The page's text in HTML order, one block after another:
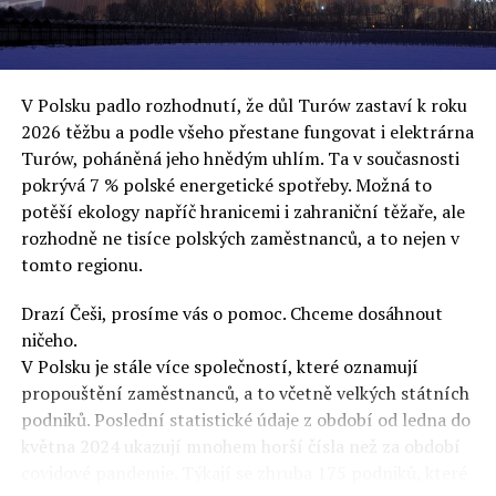
uvěří a nebudou se ptát na podrobnosti,“ řekl Rafał
Ziemkiewicz, redaktor týdeníku Do Rzeczy a ironicky
dodal: „Když se nynějšímu vedení státního hřebčince
podařilo prodat na aukci 10 plemenných koní za 600
000 euro, bylo to provládními médii oslavované jako
velký úspěch. Za vlády PiS se 14 koní prodalo za 2,5
milionu euro, což bylo stejnou mediální partou
komentováno jako konec polského chovu koní. Ve vidění
kontrolorů činnosti PiS ale určitě šlo při prodeji koní o
praní peněz či jinou nelegální činnost.“
Tuskova čísla jsou ale ujetá i jinde, pokračoval
Ziemkiewicz. „Ve vládní aféře PiS kolem vydávání víz
Tusk tvrdil, že za vlády dnešní opozice se nelegálně
prodalo 600 000 víz do Polska. Byla na to dokonce
vytvořena parlamentní vyšetřovací komise, která přišla
ale pouze na to, že 220 víz do Polska bylo
prostřednictvím úplatků uspíšeno, tedy že víza byla
V Polsku padlo rozhodnutí, že důl Turów zastaví k roku
2026 těžbu a podle všeho přestane fungovat i elektrárna
Turów, poháněná jeho hnědým uhlím. Ta v současnosti
pokrývá 7 % polské energetické spotřeby. Možná to
potěší ekology napříč hranicemi i zahraniční těžaře, ale
rozhodně ne tisíce polských zaměstnanců, a to nejen v
tomto regionu.
Drazí Češi, prosíme vás o pomoc. Chceme dosáhnout
ničeho.
V Polsku je stále více společností, které oznamují
propouštění zaměstnanců, a to včetně velkých státních
podniků. Poslední statistické údaje z období od ledna do
května 2024 ukazují mnohem horší čísla než za období